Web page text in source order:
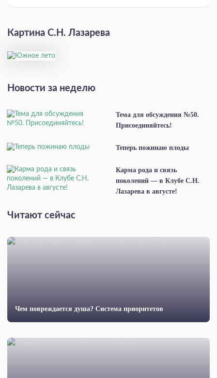
Картина С.Н. Лазарева
Новости за неделю
Тема для обсуждения №50.
Присоединяйтесь!
Теперь пожинаю плоды
Карма рода и связь
поколений — в Клубе С.Н.
Лазарева в августе!
Читают сейчас
Чем повреждается душа? Система приоритетов